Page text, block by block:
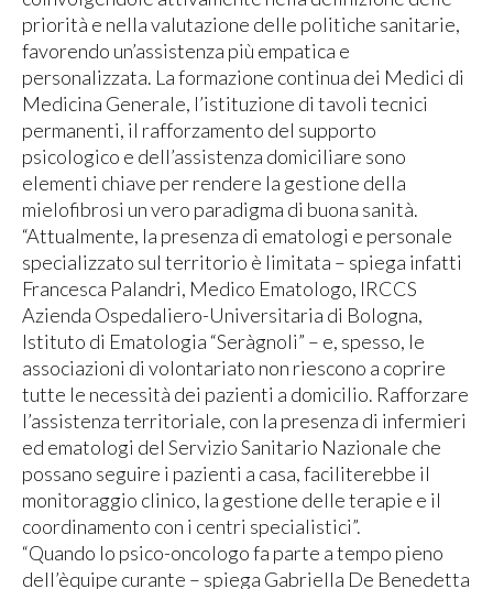
priorità e nella valutazione delle politiche sanitarie,
favorendo un’assistenza più empatica e
personalizzata. La formazione continua dei Medici di
Medicina Generale, l’istituzione di tavoli tecnici
permanenti, il rafforzamento del supporto
psicologico e dell’assistenza domiciliare sono
elementi chiave per rendere la gestione della
mielofibrosi un vero paradigma di buona sanità.
“Attualmente, la presenza di ematologi e personale
specializzato sul territorio è limitata – spiega infatti
Francesca Palandri, Medico Ematologo, IRCCS
Azienda Ospedaliero-Universitaria di Bologna,
Istituto di Ematologia “Seràgnoli” – e, spesso, le
associazioni di volontariato non riescono a coprire
tutte le necessità dei pazienti a domicilio. Rafforzare
l’assistenza territoriale, con la presenza di infermieri
ed ematologi del Servizio Sanitario Nazionale che
possano seguire i pazienti a casa, faciliterebbe il
monitoraggio clinico, la gestione delle terapie e il
coordinamento con i centri specialistici”.
“Quando lo psico-oncologo fa parte a tempo pieno
dell’èquipe curante – spiega Gabriella De Benedetta